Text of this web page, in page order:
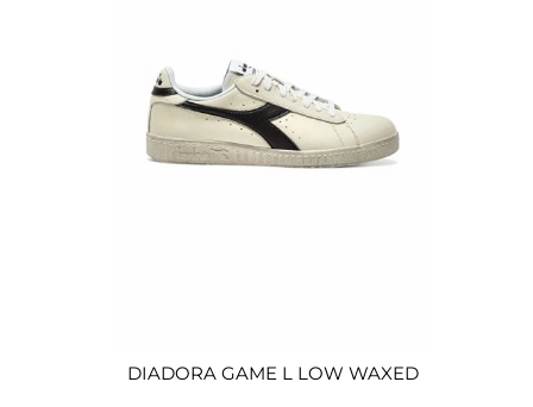
DIADORA GAME L LOW WAXED